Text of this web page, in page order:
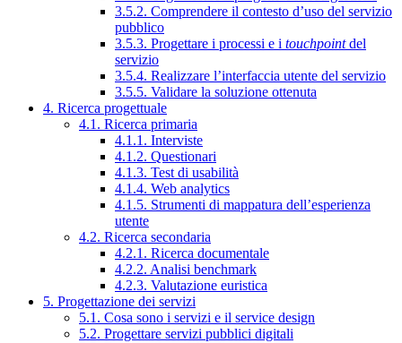
3.5.2. Comprendere il contesto d’uso del servizio
pubblico
3.5.3. Progettare i processi e i touchpointdel
servizio
3.5.4. Realizzare l’interfaccia utente del servizio
3.5.5. Validare la soluzione ottenuta
4. Ricerca progettuale
4.1. Ricerca primaria
4.1.1. Interviste
4.1.2. Questionari
4.1.3. Test di usabilità
4.1.4. Web analytics
4.1.5. Strumenti di mappatura dell’esperienza
utente
4.2. Ricerca secondaria
4.2.1. Ricerca documentale
4.2.2. Analisi benchmark
4.2.3. Valutazione euristica
5. Progettazione dei servizi
5.1. Cosa sono i servizi e il service design
5.2. Progettare servizi pubblici digitali